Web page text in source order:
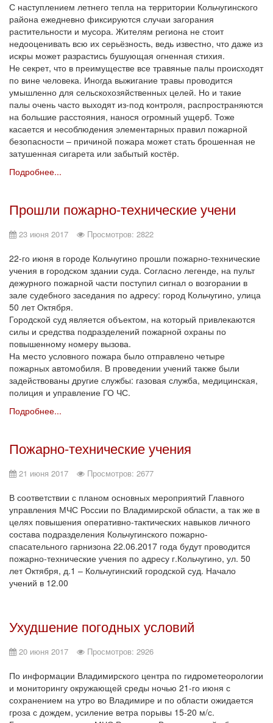
С наступлением летнего тепла на территории Кольчугинского
района ежедневно фиксируются случаи загорания
растительности и мусора. Жителям региона не стоит
недооценивать всю их серьёзность, ведь известно, что даже из
искры может разрастись бушующая огненная стихия.
Не секрет, что в преимуществе все травяные палы происходят
по вине человека. Иногда выжигание травы проводится
умышленно для сельскохозяйственных целей. Но и такие
палы очень часто выходят из-под контроля, распространяются
на большие расстояния, нанося огромный ущерб. Тоже
касается и несоблюдения элементарных правил пожарной
безопасности – причиной пожара может стать брошенная не
затушенная сигарета или забытый костёр.
Подробнее...
Прошли пожарно-технические учени
23 июня 2017 Просмотров: 2822
22-го июня в городе Кольчугино прошли пожарно-технические
учения в городском здании суда. Согласно легенде, на пульт
дежурного пожарной части поступил сигнал о возгорании в
зале судебного заседания по адресу: город Кольчугино, улица
50 лет Октября.
Городской суд является объектом, на который привлекаются
силы и средства подразделений пожарной охраны по
повышенному номеру вызова.
На место условного пожара было отправлено четыре
пожарных автомобиля. В проведении учений также были
задействованы другие службы: газовая служба, медицинская,
полиция и управление ГО ЧС.
Подробнее...
Пожарно-технические учения
21 июня 2017 Просмотров: 2677
В соответствии с планом основных мероприятий Главного
управления МЧС России по Владимирской области, а так же в
целях повышения оперативно-тактических навыков личного
состава подразделения Кольчугинского пожарно-
спасательного гарнизона 22.06.2017 года будут проводится
пожарно-технические учения по адресу г.Кольчугино, ул. 50
лет Октября, д.1 – Кольчугинский городской суд. Начало
учений в 12.00
Ухудшение погодных условий
20 июня 2017 Просмотров: 2926
По информации Владимирского центра по гидрометеорологии
и мониторингу окружающей среды ночью 21-го июня с
сохранением на утро во Владимире и по области ожидается
гроза с дождем, усиление ветра порывы 15-20 м/с.